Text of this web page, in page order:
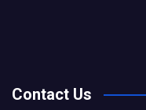
Contact Us